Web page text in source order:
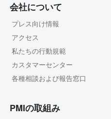
会社について
プレス向け情報
アクセス
私たちの行動規範
カスタマーセンター
各種相談および報告窓口
PMIの取組み